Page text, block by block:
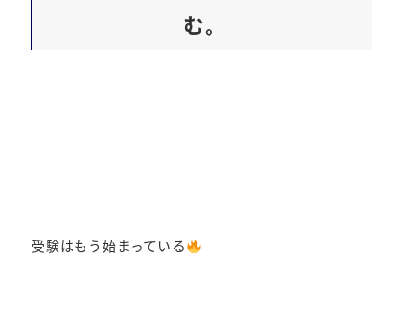
む。
受験はもう始まっている